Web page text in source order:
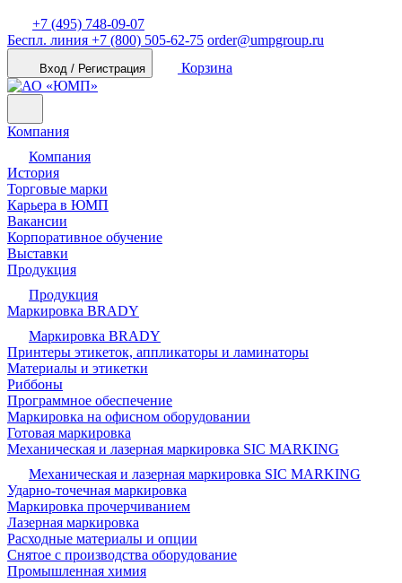
+7 (495) 748-09-07
Беспл. линия +7 (800) 505-62-75 order@umpgroup.ru
Вход / Регистрация Корзина
Компания
Компания
История
Торговые марки
Карьера в ЮМП
Вакансии
Корпоративное обучение
Выставки
Продукция
Продукция
Маркировка BRADY
Маркировка BRADY
Принтеры этикеток, аппликаторы и ламинаторы
Материалы и этикетки
Риббоны
Программное обеспечение
Маркировка на офисном оборудовании
Готовая маркировка
Механическая и лазерная маркировка SIC MARKING
Механическая и лазерная маркировка SIC MARKING
Ударно-точечная маркировка
Маркировка прочерчиванием
Лазерная маркировка
Расходные материалы и опции
Снятое с производства оборудование
Промышленная химия